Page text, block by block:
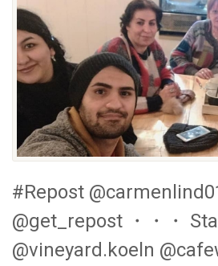
#Repost
@get_repost ・・・
@vineyard.koeln